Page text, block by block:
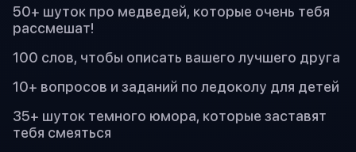
50+ шуток про медведей, которые очень тебя
рассмешат!
100 слов, чтобы описать вашего лучшего друга
10+ вопросов и заданий по ледоколу для детей
35+ шуток темного юмора, которые заставят
тебя смеяться